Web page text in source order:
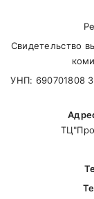
Свидетельство
УНП: 690701808